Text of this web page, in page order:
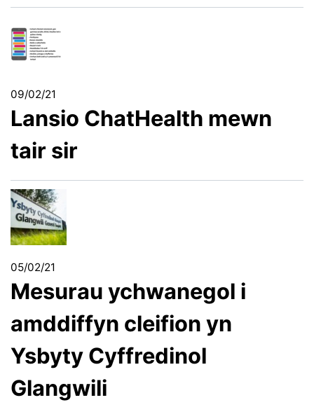
09/02/21
Lansio ChatHealth mewn
tair sir
05/02/21
Mesurau ychwanegol i
amddiffyn cleifion yn
Ysbyty Cyffredinol
Glangwili